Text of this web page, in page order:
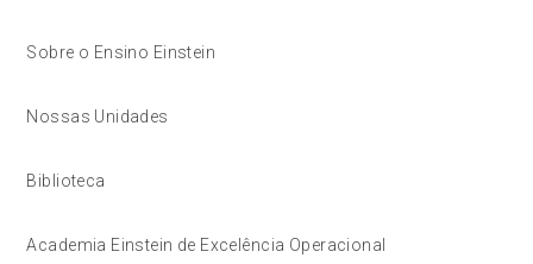
Sobre o Ensino Einstein
Nossas Unidades
Biblioteca
Academia Einstein de Excelência Operacional